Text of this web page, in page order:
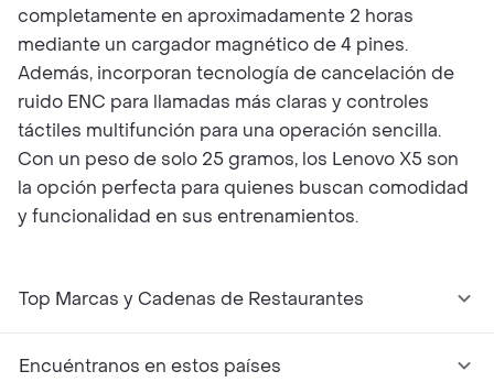
completamente en aproximadamente 2 horas
mediante un cargador magnético de 4 pines.
Además, incorporan tecnología de cancelación de
ruido ENC para llamadas más claras y controles
táctiles multifunción para una operación sencilla.
Con un peso de solo 25 gramos, los Lenovo X5 son
la opción perfecta para quienes buscan comodidad
y funcionalidad en sus entrenamientos.
Top Marcas y Cadenas de Restaurantes
Encuéntranos en estos países